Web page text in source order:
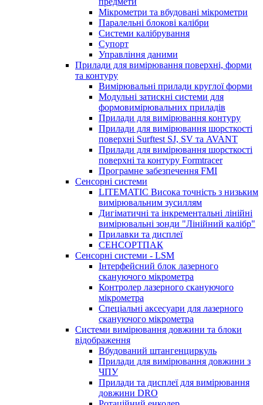
Мікрометри та вбудовані мікрометри
Паралельні блокові калібри
Системи калібрування
Супорт
Управління даними
Прилади для вимірювання поверхні, форми
та контуру
Вимірювальні прилади круглої форми
Модульні затискні системи для
формовимірювальних приладів
Прилади для вимірювання контуру
Прилади для вимірювання шорсткості
поверхні Surftest SJ, SV та AVANT
Прилади для вимірювання шорсткості
поверхні та контуру Formtracer
Програмне забезпечення FMI
Сенсорні системи
LITEMATIC Висока точність з низьким
вимірювальним зусиллям
Дигіматичні та інкрементальні лінійні
вимірювальні зонди "Лінійний калібр"
Прилавки та дисплеї
СЕНСОРТПАК
Сенсорні системи - LSM
Інтерфейсний блок лазерного
скануючого мікрометра
Контролер лазерного скануючого
мікрометра
Спеціальні аксесуари для лазерного
скануючого мікрометра
Системи вимірювання довжини та блоки
відображення
Вбудований штангенциркуль
Прилади для вимірювання довжини з
ЧПУ
Прилади та дисплеї для вимірювання
довжини DRO